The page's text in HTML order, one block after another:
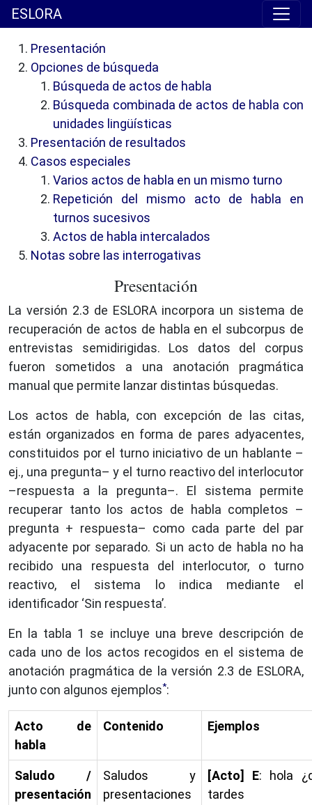
ESLORA
Presentación
Opciones de búsqueda
Búsqueda de actos de habla
Búsqueda combinada de actos de habla con
unidades lingüísticas
Presentación de resultados
Casos especiales
Varios actos de habla en un mismo turno
Repetición del mismo acto de habla en
turnos sucesivos
Actos de habla intercalados
Notas sobre las interrogativas
Presentación
La versión 2.3 de ESLORA incorpora un sistema de
recuperación de actos de habla en el subcorpus de
entrevistas semidirigidas. Los datos del corpus
fueron sometidos a una anotación pragmática
manual que permite lanzar distintas búsquedas.
Los actos de habla, con excepción de las citas,
están organizados en forma de pares adyacentes,
constituidos por el turno iniciativo de un hablante –
ej., una pregunta– y el turno reactivo del interlocutor
–respuesta a la pregunta–. El sistema permite
recuperar tanto los actos de habla completos –
pregunta + respuesta– como cada parte del par
adyacente por separado. Si un acto de habla no ha
recibido una respuesta del interlocutor, o turno
reactivo, el sistema lo indica mediante el
identificador ‘Sin respuesta’.
En la tabla 1 se incluye una breve descripción de
cada uno de los actos recogidos en el sistema de
anotación pragmática de la versión 2.3 de ESLORA,
junto con algunos ejemplos*:
Acto de
habla
Contenido Ejemplos
Saludo /
presentación
Saludos y
presentaciones
[Acto] E: hola
tardes